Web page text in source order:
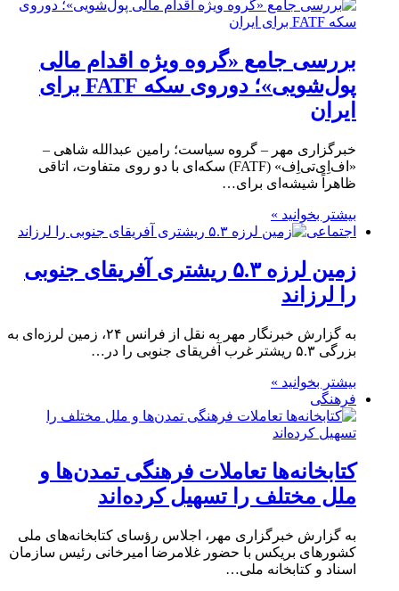
بررسی جامع «گروه ویژه اقدام مالی
پول‌شویی»؛ دوروی سکه FATF برای
ایران
خبرگزاری مهر – گروه سیاست؛ رامین عبدالله شاهی –
«اف‌اِی‌تی‌اِف» (FATF) سکه‌ای با دو روی متفاوت، اتاقی
ظاهراً شیشه‌ای برای…
بیشتر بخوانید »
اجتماعی
زمین لرزه ۵.۳ ریشتری آفریقای جنوبی
را لرزاند
به گزارش خبرنگار مهر به نقل از فرانس ۲۴، زمین لرزه‌ای به
بزرگی ۵.۳ ریشتر غرب آفریقای جنوبی را در…
بیشتر بخوانید »
فرهنگی
کتابخانه‌ها تعاملات فرهنگی تمدن‌ها و
ملل مختلف را تسهیل کرده‌اند
به گزارش خبرگزاری مهر، اجلاس رؤسای کتابخانه‌های ملی
کشورهای بریکس با حضور غلامرضا امیرخانی رئیس سازمان
اسناد و کتابخانه ملی…